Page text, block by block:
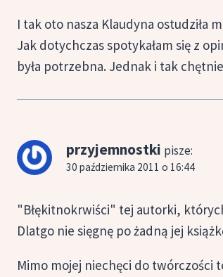
I tak oto nasza Klaudyna ostudziła
Jak dotychczas spotykałam się z
była potrzebna. Jednak i tak
przyjemnostki pisze:
30 października 2011 o 16:44
"Błękitnokrwiści" tej autorki,
Dlatgo nie sięgnę po żadną jej
Mimo mojej niechęci do twórczości